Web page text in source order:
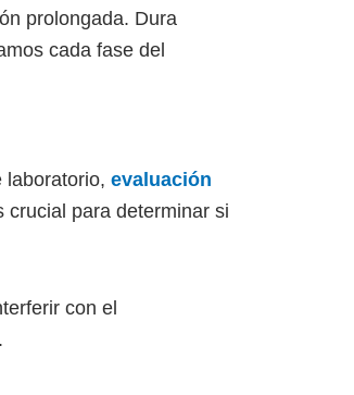
prolongada. Dura
cada fase del
laboratorio, evaluación
crucial para determinar si
con el